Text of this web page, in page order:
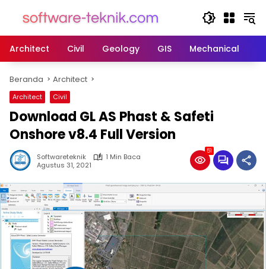
Architect
Civil Geology GIS Mechanical
Beranda Architect
Architect Civil
Download GL AS Phast & Safeti
Onshore v8.4 Full Version
Softwareteknik
1 Min Baca
Agustus 31, 2021
51